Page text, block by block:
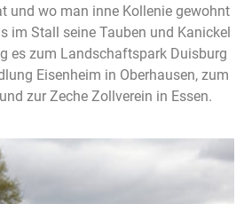
und wo man inne Kollenie gewohnt
im Stall seine Tauben und Kanickel
es zum Landschaftspark Duisburg
Eisenheim in Oberhausen, zum
zur Zeche Zollverein in Essen.